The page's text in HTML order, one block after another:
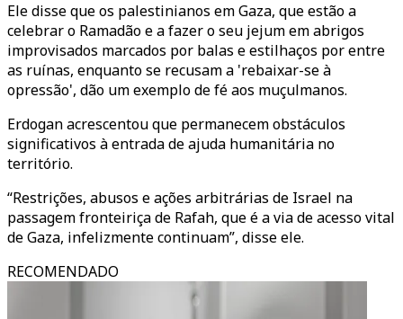
Ele disse que os palestinianos em Gaza, que estão a
celebrar o Ramadão e a fazer o seu jejum em abrigos
improvisados marcados por balas e estilhaços por entre
as ruínas, enquanto se recusam a 'rebaixar-se à
opressão', dão um exemplo de fé aos muçulmanos.
Erdogan acrescentou que permanecem obstáculos
significativos à entrada de ajuda humanitária no
território.
“Restrições, abusos e ações arbitrárias de Israel na
passagem fronteiriça de Rafah, que é a via de acesso vital
de Gaza, infelizmente continuam”, disse ele.
RECOMENDADO